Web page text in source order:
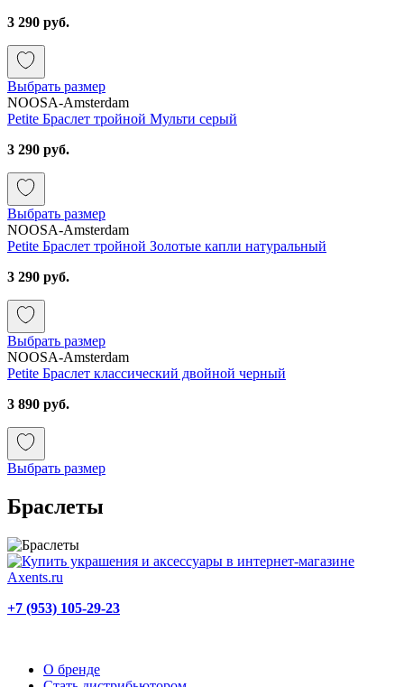
3 290 руб.
Выбрать размер
NOOSA-Amsterdam
Petite Браслет тройной Мульти серый
3 290 руб.
Выбрать размер
NOOSA-Amsterdam
Petite Браслет тройной Золотые капли натуральный
3 290 руб.
Выбрать размер
NOOSA-Amsterdam
Petite Браслет классический двойной черный
3 890 руб.
Выбрать размер
Браслеты
+7 (953) 105-29-23
О бренде